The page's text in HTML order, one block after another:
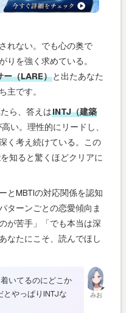
れない。でも心の奥で
りを強く求めている。
ー（LARE）と出たあなた
主です。
ら、答えはINTJ（建築
い。理性的にリードし、
く考え続けている。この
知ると驚くほどクリアに
とMBTIの対応関係を認知
ターンごとの恋愛傾向ま
が苦手」「でも本当は深
なたにこそ、読んでほし
みお
いてるのにどこか
やっぱりINTJな